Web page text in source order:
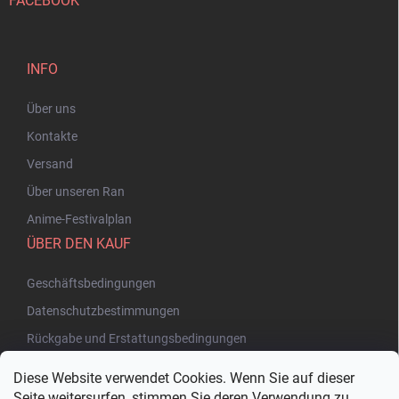
Diese Website verwendet Cookies. Wenn Sie auf dieser
INFO
Über uns
Kontakte
Versand
Über unseren Ran
Anime-Festivalplan
ÜBER DEN KAUF
Geschäftsbedingungen
Datenschutzbestimmungen
Rückgabe und Erstattungsbedingungen